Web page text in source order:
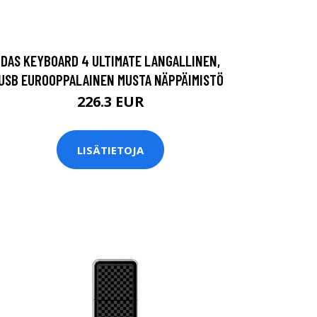
DAS KEYBOARD 4 ULTIMATE LANGALLINEN,
EUROOPPALAINEN MUSTA NÄPPÄIMISTÖ
226.3 EUR
LISÄTIETOJA